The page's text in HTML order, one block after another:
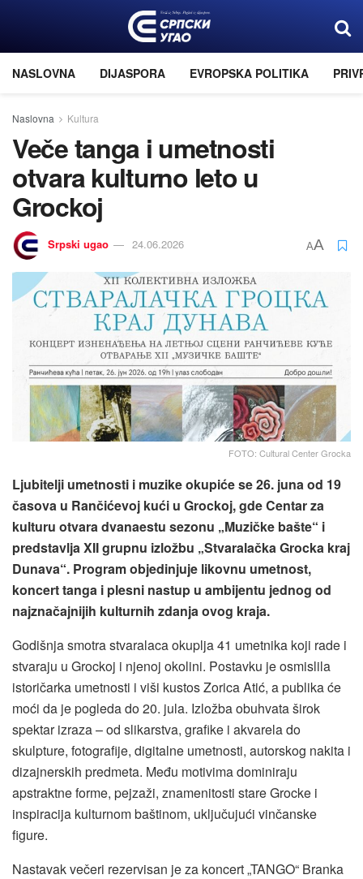
NASLOVNA DIJASPORA EVROPSKA POLITIKA
Naslovna Kultura
Veče tanga i umetnosti
otvara kulturno leto u
Grockoj
Srpski ugao 24.06.2026 AA
FOTO: Cultural Center Grocka
Ljubitelji umetnosti i muzike okupiće se 26. juna od 19
časova u Rančićevoj kući u Grockoj, gde Centar za
kulturu otvara dvanaestu sezonu „Muzičke bašte“ i
predstavlja XII grupnu izložbu „Stvaralačka Grocka kraj
Dunava“. Program objedinjuje likovnu umetnost,
koncert tanga i plesni nastup u ambijentu jednog od
najznačajnijih kulturnih zdanja ovog kraja.
Godišnja smotra stvaralaca okuplja 41 umetnika koji rade i
stvaraju u Grockoj i njenoj okolini. Postavku je osmislila
istoričarka umetnosti i viši kustos Zorica Atić, a publika će
moći da je pogleda do 20. jula. Izložba obuhvata širok
spektar izraza – od slikarstva, grafike i akvarela do
skulpture, fotografije, digitalne umetnosti, autorskog nakita i
dizajnerskih predmeta. Među motivima dominiraju
apstraktne forme, pejzaži, znamenitosti stare Grocke i
inspiracija kulturnom baštinom, uključujući vinčanske
figure.
Nastavak večeri rezervisan je za koncert „TANGO“ Branka